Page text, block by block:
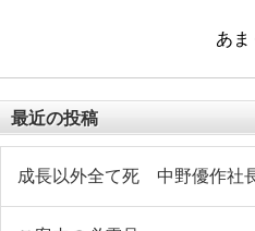
あ
最近の投稿
成長以外全て死 中野優作社